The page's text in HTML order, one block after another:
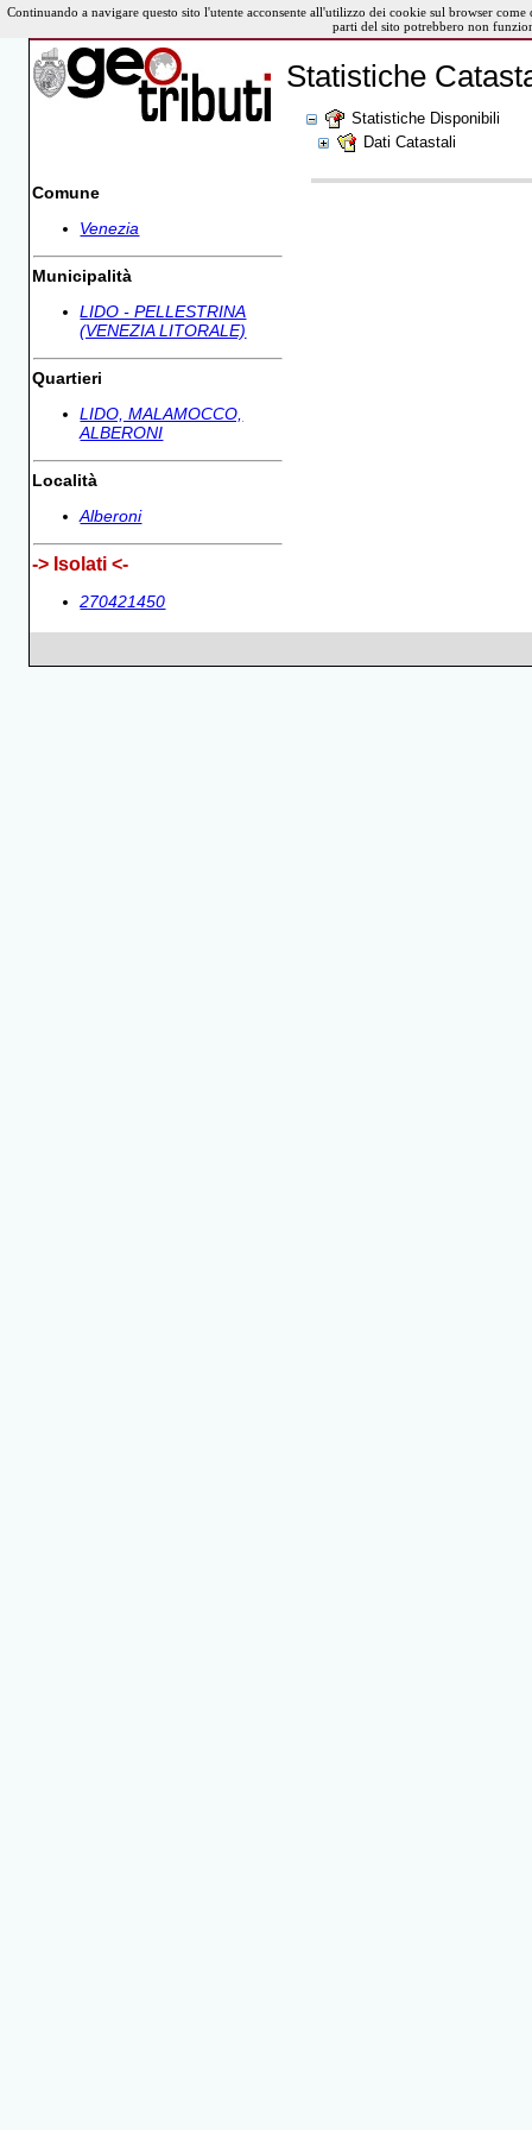
Comune
Venezia
Municipalità
LIDO - PELLESTRINA
(VENEZIA LITORALE)
Quartieri
LIDO, MALAMOCCO,
ALBERONI
Località
Alberoni
-> Isolati <-
270421450
Statistiche
Statistiche Disponibili
Dati Catastali
Continuando a navigare questo sito l'utente acconsente all'utilizzo dei cookie sul browser
parti del sito potrebbero non